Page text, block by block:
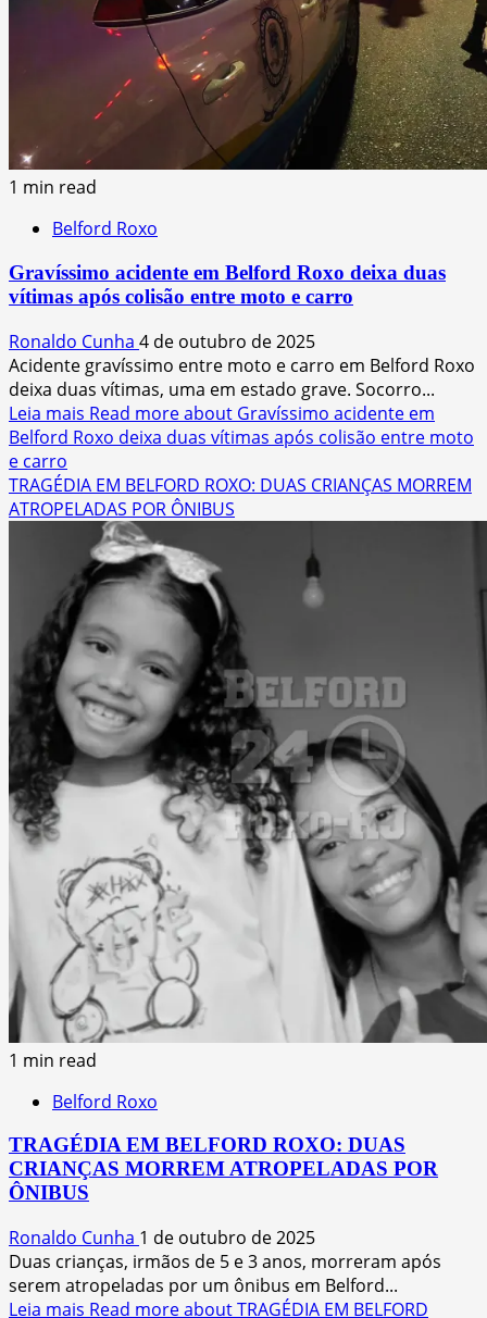
1 min read
Belford Roxo
Gravíssimo acidente em Belford Roxo deixa duas
vítimas após colisão entre moto e carro
Ronaldo Cunha 4 de outubro de 2025
Acidente gravíssimo entre moto e carro em Belford Roxo
deixa duas vítimas, uma em estado grave. Socorro...
Leia mais Read more about Gravíssimo acidente em
Belford Roxo deixa duas vítimas após colisão entre moto
e carro
TRAGÉDIA EM BELFORD ROXO: DUAS CRIANÇAS MORREM
ATROPELADAS POR ÔNIBUS
1 min read
Belford Roxo
TRAGÉDIA EM BELFORD ROXO: DUAS
CRIANÇAS MORREM ATROPELADAS POR
ÔNIBUS
Ronaldo Cunha 1 de outubro de 2025
Duas crianças, irmãos de 5 e 3 anos, morreram após
serem atropeladas por um ônibus em Belford...
Leia mais Read more about TRAGÉDIA EM BELFORD